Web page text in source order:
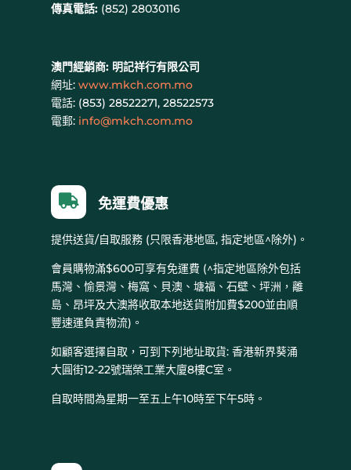
傳真電話:(852) 28030116
澳門經銷商: 明記祥行有限公司
網址: www.mkch.com.mo
電話: (853) 28522271, 28522573
電郵: info@mkch.com.mo
 免運費優惠
提供送貨/自取服務 (只限香港地區, 指定地區^除外)。
會員購物滿$600可享有免運費 (^指定地區除外包括
馬灣、愉景灣、梅窩、貝澳、塘福、石壁、坪洲，離
島、昂坪及大澳將收取本地送貨附加費$200並由順
豐速運負責物流)。
如顧客選擇自取，可到下列地址取貨: 香港新界葵涌
大圓街12-22號瑞榮工業大廈8樓C室。
自取時間為星期一至五上午10時至下午5時。